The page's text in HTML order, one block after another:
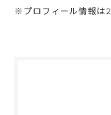
※プロフィール情報は